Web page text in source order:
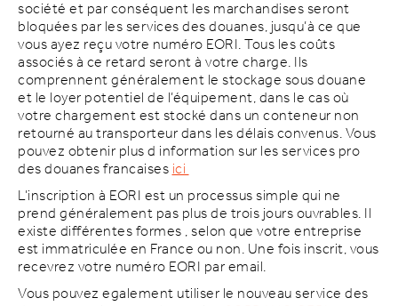
société et par conséquent les marchandises seront
bloquées par les services des douanes, jusqu’à ce que
vous ayez reçu votre numéro EORI. Tous les coûts
associés à ce retard seront à votre charge. Ils
comprennent généralement le stockage sous douane
et le loyer potentiel de l’équipement, dans le cas où
votre chargement est stocké dans un conteneur non
retourné au transporteur dans les délais convenus. Vous
pouvez obtenir plus d information sur les services pro
des douanes francaisesici
L’inscription à EORI est un processus simple qui ne
prend généralement pas plus de trois jours ouvrables. Il
existe différentes formes , selon que votre entreprise
est immatriculée en France ou non. Une fois inscrit, vous
recevrez votre numéro EORI par email.
Vous pouvez egalement utiliser le nouveau service des